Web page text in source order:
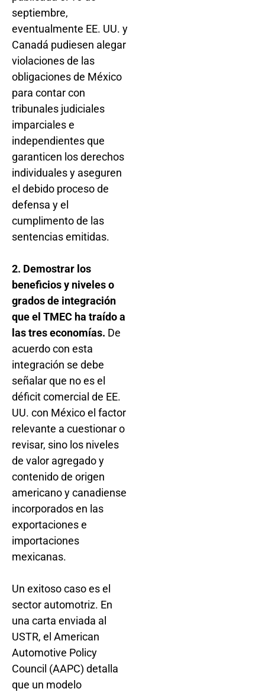
septiembre,
eventualmente EE. UU. y
Canadá pudiesen alegar
violaciones de las
obligaciones de México
para contar con
tribunales judiciales
imparciales e
independientes que
garanticen los derechos
individuales y aseguren
el debido proceso de
defensa y el
cumplimento de las
sentencias emitidas.
2. Demostrar los
beneficios y niveles o
grados de integración
que el TMEC ha traído a
las tres economías. De
acuerdo con esta
integración se debe
señalar que no es el
déficit comercial de EE.
UU. con México el factor
relevante a cuestionar o
revisar, sino los niveles
de valor agregado y
contenido de origen
americano y canadiense
incorporados en las
exportaciones e
importaciones
mexicanas.
Un exitoso caso es el
sector automotriz. En
una carta enviada al
USTR, el American
Automotive Policy
Council (AAPC) detalla
que un modelo